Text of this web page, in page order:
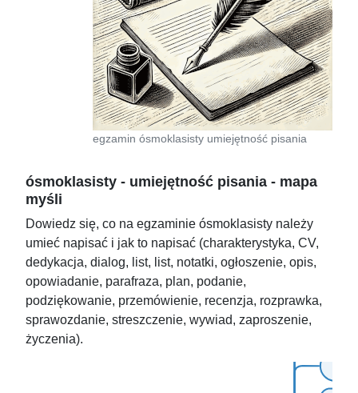
egzamin ósmoklasisty umiejętność pisania
ósmoklasisty - umiejętność pisania - mapa
myśli
Dowiedz się, co na egzaminie ósmoklasisty należy
umieć napisać i jak to napisać (charakterystyka, CV,
dedykacja, dialog, list, list, notatki, ogłoszenie, opis,
opowiadanie, parafraza, plan, podanie,
podziękowanie, przemówienie, recenzja, rozprawka,
sprawozdanie, streszczenie, wywiad, zaproszenie,
życzenia).